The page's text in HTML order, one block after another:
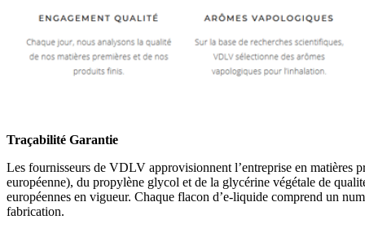
Traçabilité Garantie
Les fournisseurs de VDLV approvisionnent l’entreprise en matières
européenne), du propylène glycol et de la glycérine végétale de
européennes en vigueur. Chaque flacon d’e-liquide comprend un
fabrication.